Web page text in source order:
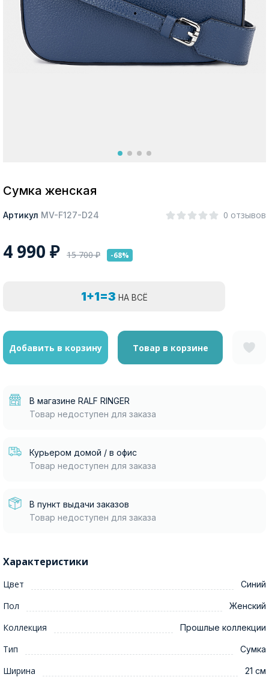
Сумка женская
Артикул MV-F127-D24 0 отзывов
4 990 ₽ 15 700₽ -68%
1+1=3 НА ВСЁ
Добавить в корзину Товар в корзине
В магазине RALF RINGER
Товар недоступен для заказа
Курьером домой / в офис
Товар недоступен для заказа
В пункт выдачи заказов
Товар недоступен для заказа
Характеристики
Цвет Синий
Пол Женский
Коллекция Прошлые коллекции
Тип Сумка
Ширина 21 см